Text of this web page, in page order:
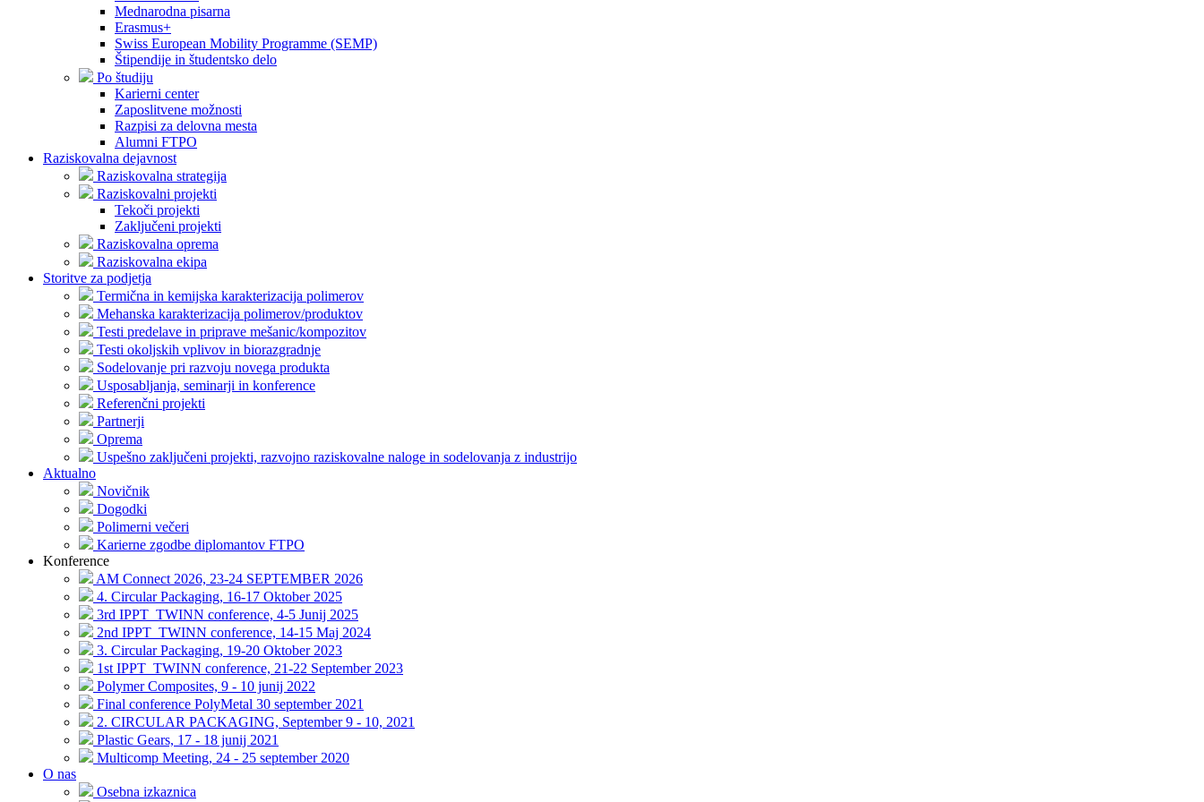
Mednarodna pisarna
Erasmus+
Swiss European Mobility Programme (SEMP)
Štipendije in študentsko delo
Po študiju
Karierni center
Zaposlitvene možnosti
Razpisi za delovna mesta
Alumni FTPO
Raziskovalna dejavnost
Raziskovalna strategija
Raziskovalni projekti
Tekoči projekti
Zaključeni projekti
Raziskovalna oprema
Raziskovalna ekipa
Storitve za podjetja
Termična in kemijska karakterizacija polimerov
Mehanska karakterizacija polimerov/produktov
Testi predelave in priprave mešanic/kompozitov
Testi okoljskih vplivov in biorazgradnje
Sodelovanje pri razvoju novega produkta
Usposabljanja, seminarji in konference
Referenčni projekti
Partnerji
Oprema
Uspešno zaključeni projekti, razvojno raziskovalne naloge in sodelovanja z industrijo
Aktualno
Novičnik
Dogodki
Polimerni večeri
Karierne zgodbe diplomantov FTPO
Konference
AM Connect 2026, 23-24 SEPTEMBER 2026
4. Circular Packaging, 16-17 Oktober 2025
3rd IPPT_TWINN conference, 4-5 Junij 2025
2nd IPPT_TWINN conference, 14-15 Maj 2024
3. Circular Packaging, 19-20 Oktober 2023
1st IPPT_TWINN conference, 21-22 September 2023
Polymer Composites, 9 - 10 junij 2022
Final conference PolyMetal 30 september 2021
2. CIRCULAR PACKAGING, September 9 - 10, 2021
Plastic Gears, 17 - 18 junij 2021
Multicomp Meeting, 24 - 25 september 2020
O nas
Osebna izkaznica